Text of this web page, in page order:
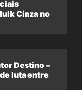
Cinza no
Destino –
luta entre